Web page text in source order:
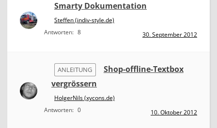
Smarty Dokumentation
Steffen (indiv-style.de)
Antworten: 8 30. September 2012
ANLEITUNG
Shop-offline-Textbox
vergrössern
HolgerNils (xycons.de)
Antworten: 0 10. Oktober 2012